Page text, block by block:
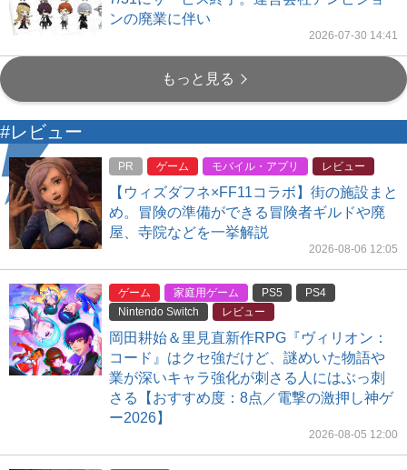
ンの廃業に伴い
2026-07-30 14:41
もっと見る
#レビュー
PR ゲーム モバイル・アプリ レビュー
【ウィズダフネ×FF11コラボ】街の施設まと
め。冒険の準備ができる冒険者ギルドや廃
屋、寺院などを一挙解説
2026-08-06 12:05
ゲーム 家庭用ゲーム PS5
PS4
Nintendo Switch
レビュー
岡田耕始＆里見直新作RPG『ヴィリオン：
コード』はクセ強だけど、謎めいた物語や
業が深いキャラ強化が刺さる人にはぶっ刺
さる【おすすめ度：8点／電撃の激押し神ゲ
ー2026】
2026-08-05 12:00